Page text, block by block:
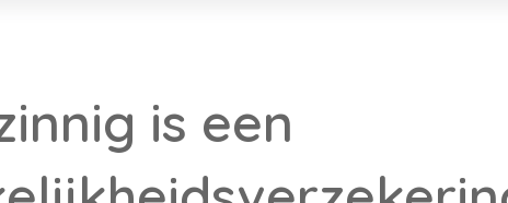
is een